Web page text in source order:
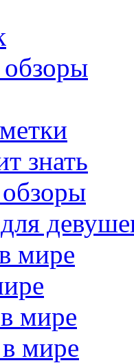
знать
мире
мире
мире